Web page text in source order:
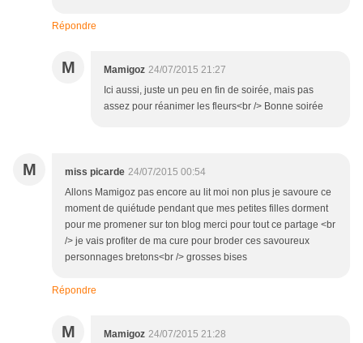
Répondre
M Mamigoz 24/07/2015 21:27
Ici aussi, juste un peu en fin de soirée, mais pas
assez pour réanimer les fleurs<br /> Bonne soirée
M miss picarde 24/07/2015 00:54
Allons Mamigoz pas encore au lit moi non plus je savoure ce
moment de quiétude pendant que mes petites filles dorment
pour me promener sur ton blog merci pour tout ce partage <br
/> je vais profiter de ma cure pour broder ces savoureux
personnages bretons<br /> grosses bises
Répondre
M Mamigoz 24/07/2015 21:28